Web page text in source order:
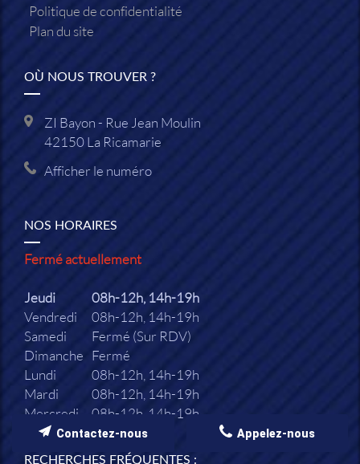
Politique de confidentialité
Plan du site
OÙ NOUS TROUVER ?
ZI Bayon - Rue Jean Moulin
42150La Ricamarie
Afficher le numéro
NOS HORAIRES
Fermé actuellement
Jeudi
08h-12h, 14h-19h
Vendredi
08h-12h, 14h-19h
Samedi
Fermé (Sur RDV)
Dimanche Fermé
Lundi
08h-12h, 14h-19h
Mardi
08h-12h, 14h-19h
Mercredi
08h-12h, 14h-19h
RECHERCHES FRÉQUENTES :
Appelez-nous
Contactez-nous